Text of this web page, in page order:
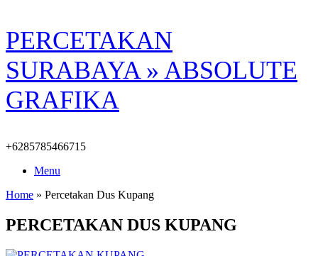
Skip
to
content
PERCETAKAN
SURABAYA » ABSOLUTE
GRAFIKA
+6285785466715
Menu
Home » Percetakan Dus Kupang
PERCETAKAN DUS KUPANG